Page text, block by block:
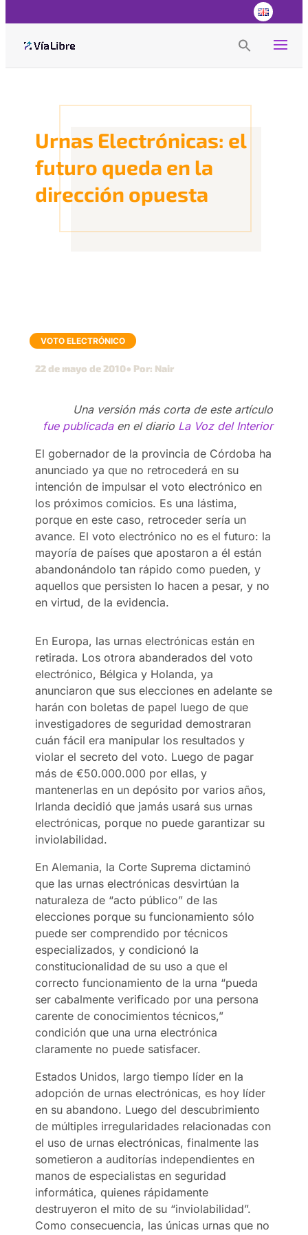
Search Button
Urnas Electrónicas: el
futuro queda en la
dirección opuesta
VOTO ELECTRÓNICO
22 de mayo de 2010● Por: Nair
Una versión más corta de este artículo
fue publicadaen el diario La Voz del Interior
El gobernador de la provincia de Córdoba ha
anunciado ya que no retrocederá en su
intención de impulsar el voto electrónico en
los próximos comicios. Es una lástima,
porque en este caso, retroceder sería un
avance. El voto electrónico no es el futuro: la
mayoría de países que apostaron a él están
abandonándolo tan rápido como pueden, y
aquellos que persisten lo hacen a pesar, y no
en virtud, de la evidencia.
En Europa, las urnas electrónicas están en
retirada. Los otrora abanderados del voto
electrónico, Bélgica y Holanda, ya
anunciaron que sus elecciones en adelante se
harán con boletas de papel luego de que
investigadores de seguridad demostraran
cuán fácil era manipular los resultados y
violar el secreto del voto. Luego de pagar
más de €50.000.000 por ellas, y
mantenerlas en un depósito por varios años,
Irlanda decidió que jamás usará sus urnas
electrónicas, porque no puede garantizar su
inviolabilidad.
En Alemania, la Corte Suprema dictaminó
que las urnas electrónicas desvirtúan la
naturaleza de “acto público” de las
elecciones porque su funcionamiento sólo
puede ser comprendido por técnicos
especializados, y condicionó la
constitucionalidad de su uso a que el
correcto funcionamiento de la urna “pueda
ser cabalmente verificado por una persona
carente de conocimientos técnicos,”
condición que una urna electrónica
claramente no puede satisfacer.
Estados Unidos, largo tiempo líder en la
adopción de urnas electrónicas, es hoy líder
en su abandono. Luego del descubrimiento
de múltiples irregularidades relacionadas con
el uso de urnas electrónicas, finalmente las
sometieron a auditorías independientes en
manos de especialistas en seguridad
informática, quienes rápidamente
destruyeron el mito de su “inviolabilidad”.
Como consecuencia, las únicas urnas que no